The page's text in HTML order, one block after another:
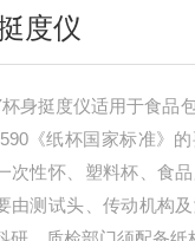
度仪
身挺度仪适用于食品
《纸杯国家标准》
次性怀、塑料杯、食
由测试头、传动机构